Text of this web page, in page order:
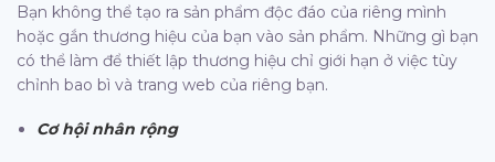
Bạn không thể tạo ra sản phẩm độc đáo của riêng mình
hoặc gắn thương hiệu của bạn vào sản phẩm. Những gì bạn
có thể làm để thiết lập thương hiệu chỉ giới hạn ở việc tùy
chỉnh bao bì và trang web của riêng bạn.
Cơ hội nhân rộng